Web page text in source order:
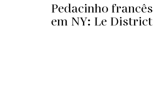
Pedacinho francês
em NY: Le District